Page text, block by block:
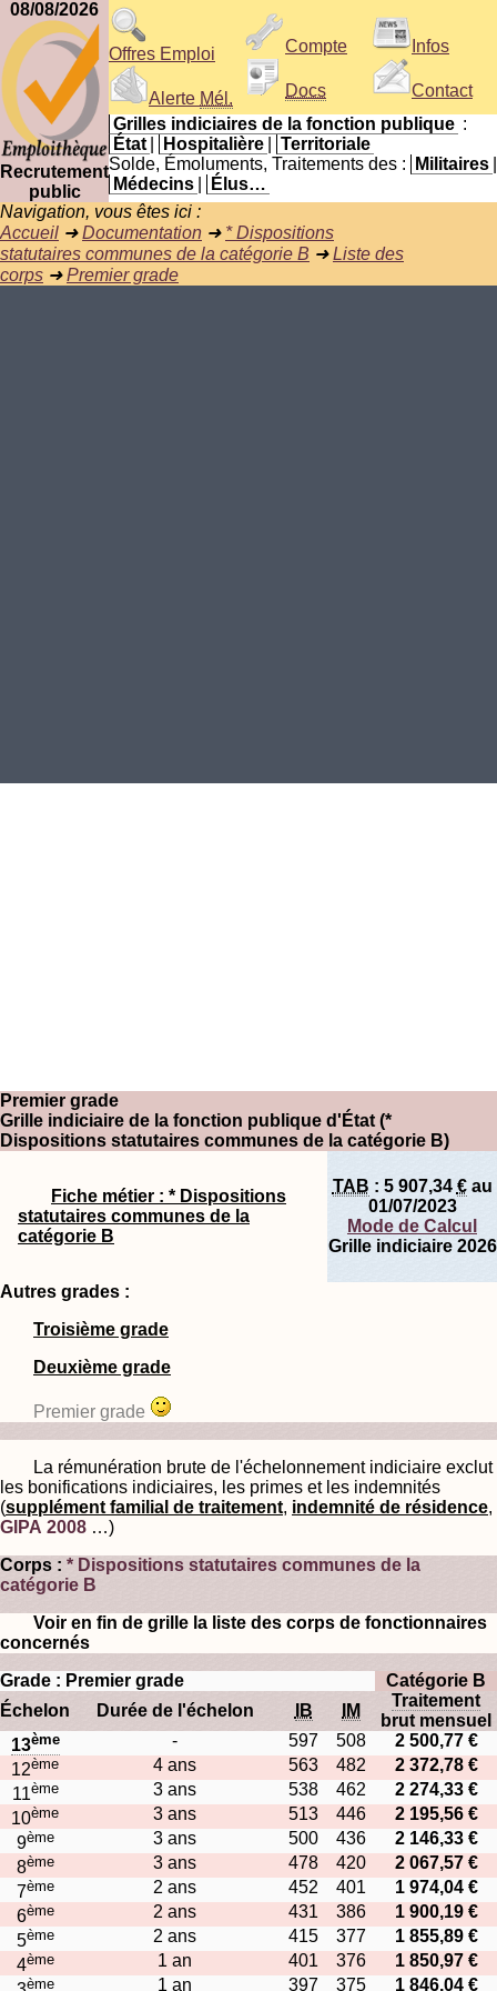
08/08/2026
Recrutement
public
Offres Emploi
Alerte Mél.
Compte
Docs
Infos
Contact
Grilles indiciaires de la fonction publique :
État
Hospitalière
Territoriale
Solde, Émoluments, Traitements des :
Militaires
Médecins
Élus…
Navigation, vous êtes ici :
Accueil ➜Documentation ➜ * Dispositions
statutaires communes de la catégorie B ➜Liste des
corps ➜Premier grade
Premier grade
Grille indiciaire de la fonction publique d'État (*
Dispositions statutaires communes de la catégorie B)
Fiche métier : * Dispositions
statutaires communes de la
catégorie B
TAB : 5 907,34 €au
01/07/2023
Mode de Calcul
Grille indiciaire 2026
Autres grades :
Troisième grade
Deuxième grade
Premier grade
La rémunération brute de l'échelonnement indiciaire exclut
les bonifications indiciaires, les primes et les indemnités
(supplément familial de traitement, indemnité de résidence,
GIPA 2008 …)
Corps : * Dispositions statutaires communes de la
catégorie B
Voir en fin de grille la liste des corps de fonctionnaires
concernés
Grade : Premier grade
Catégorie B
Échelon
Durée de l'échelon IB IM
Traitement
brut mensuel
13ème - 597 508
2 500,77 €
12ème 4 ans 563 482
2 372,78 €
11ème 3 ans 538 462
2 274,33 €
10ème 3 ans 513 446
2 195,56 €
9ème 3 ans 500 436
2 146,33 €
8ème 3 ans 478 420
2 067,57 €
7ème 2 ans 452 401
1 974,04 €
6ème 2 ans 431 386
1 900,19 €
5ème 2 ans 415 377
1 855,89 €
4ème 1 an 401 376
1 850,97 €
ème 1 an 397 375 1 846,04 €